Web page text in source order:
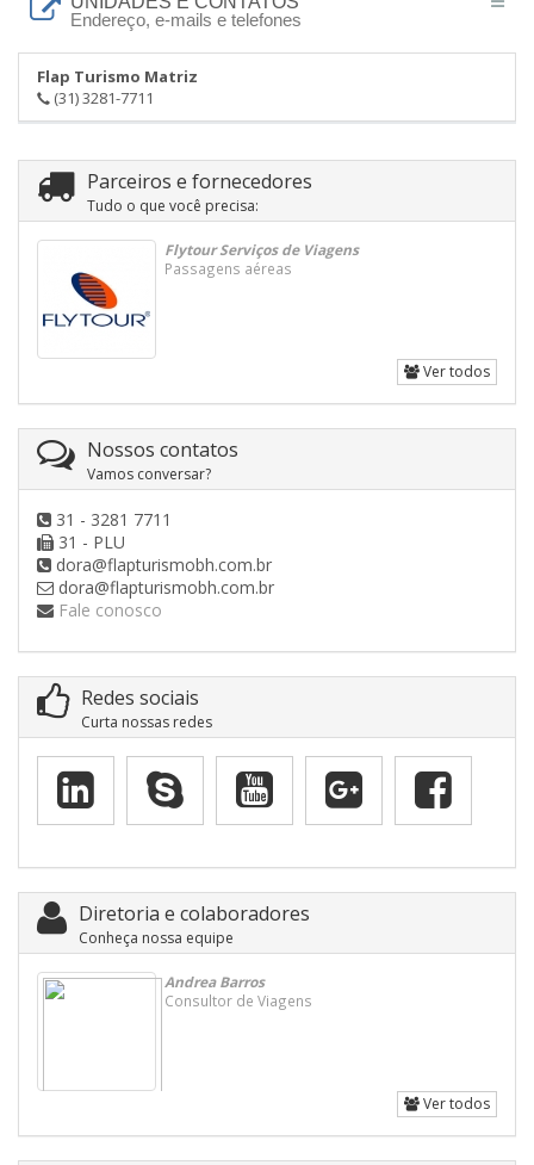
Endereço, e-mails e telefones
Flap Turismo Matriz
(31) 3281-7711
Parceiros e fornecedores
Tudo o que você precisa:
Flytour Serviços de Viagens
Passagens aéreas
Ver todos
Nossos contatos
Vamos conversar?
31 - 3281 7711
31 - PLU
dora@flapturismobh.com.br
dora@flapturismobh.com.br
Fale conosco
Redes sociais
Curta nossas redes
Diretoria e colaboradores
Conheça nossa equipe
Andrea Barros
Consultor de Viagens
Ver todos